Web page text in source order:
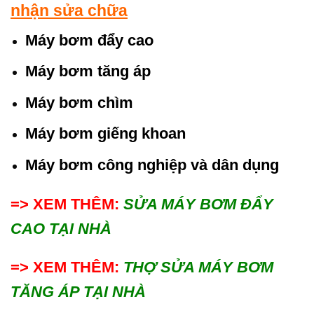
nhận sửa chữa
Máy bơm đẩy cao
Máy bơm tăng áp
Máy bơm chìm
Máy bơm giếng khoan
Máy bơm công nghiệp và dân dụng
=> XEM THÊM: SỬA MÁY BƠM ĐẨY
CAO TẠI NHÀ
=> XEM THÊM: THỢ SỬA MÁY BƠM
TĂNG ÁP TẠI NHÀ